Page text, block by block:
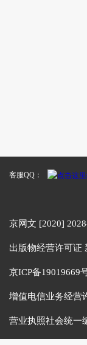
客服QQ：
京网文 [2020]
出版物经营许可证
京ICP备19019669
增值电信业务经营
营业执照社会统一